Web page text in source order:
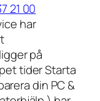
21 00
har
på
tider Starta
din PC &